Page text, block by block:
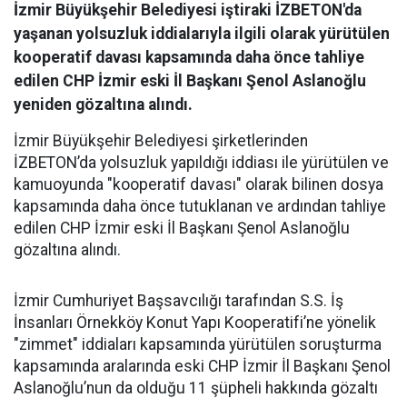
İzmir Büyükşehir Belediyesi iştiraki İZBETON'da
yaşanan yolsuzluk iddialarıyla ilgili olarak yürütülen
kooperatif davası kapsamında daha önce tahliye
edilen CHP İzmir eski İl Başkanı Şenol Aslanoğlu
yeniden gözaltına alındı.
İzmir Büyükşehir Belediyesi şirketlerinden
İZBETON’da yolsuzluk yapıldığı iddiası ile yürütülen ve
kamuoyunda "kooperatif davası" olarak bilinen dosya
kapsamında daha önce tutuklanan ve ardından tahliye
edilen CHP İzmir eski İl Başkanı Şenol Aslanoğlu
gözaltına alındı.
İzmir Cumhuriyet Başsavcılığı tarafından S.S. İş
İnsanları Örnekköy Konut Yapı Kooperatifi’ne yönelik
"zimmet" iddiaları kapsamında yürütülen soruşturma
kapsamında aralarında eski CHP İzmir İl Başkanı Şenol
Aslanoğlu’nun da olduğu 11 şüpheli hakkında gözaltı